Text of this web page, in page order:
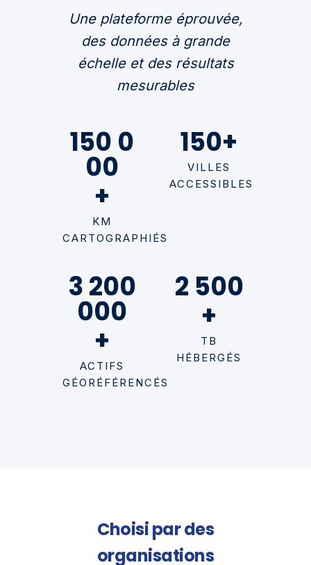
Une plateforme éprouvée,
des données à grande
échelle et des résultats
mesurables
150 0
00
+
KM
CARTOGRAPHIÉS
150+
VILLES
ACCESSIBLES
3 200
000
+
ACTIFS
GÉORÉFÉRENCÉS
2 500
+
TB
HÉBERGÉS
Choisi par des
organisations